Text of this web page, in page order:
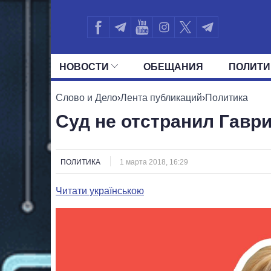
НОВОСТИ ОБЕЩАНИЯ
ВСЕ ПОЛИТИКИ ПРЕЗИДЕНТ И
Слово и Дело›Лента публикаций›Политика
Суд не отстранил
ПОЛИТИКА 1 марта 2018, 16:29
Читати українською